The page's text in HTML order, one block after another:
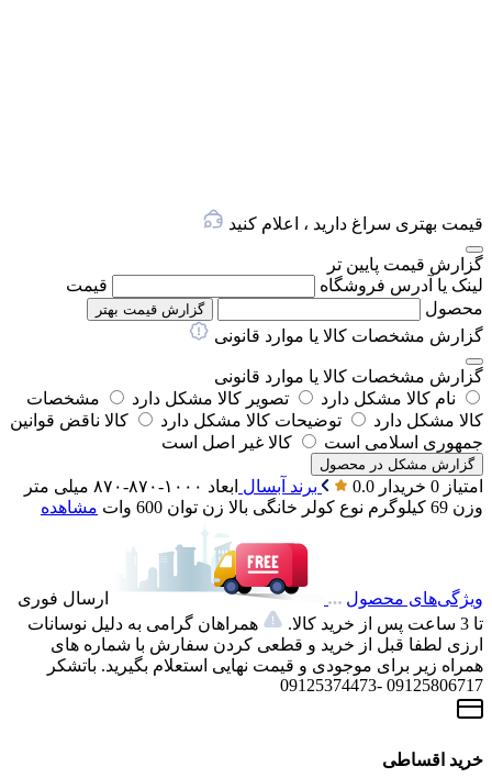
قیمت بهتری سراغ دارید ، اعلام کنید
گزارش قیمت پایین تر
لینک یا آدرس فروشگاه
قیمت
محصول
گزارش قیمت بهتر
گزارش مشخصات کالا یا موارد قانونی
گزارش مشخصات کالا یا موارد قانونی
نام کالا مشکل دارد
تصویر کالا مشکل دارد
مشخصات
کالا مشکل دارد
توضیحات کالا مشکل دارد
کالا ناقض قوانین
جمهوری اسلامی است
کالا غیر اصل است
گزارش مشکل در محصول
امتیاز 0 خریدار 0.0 برند آبسال ابعاد ۱۰۰۰-۸۷۰-۸۷۰ میلی متر
وزن 69 کیلوگرم نوع کولر خانگی بالا زن توان 600 وات مشاهده
ویژگی‌های محصول
ارسال فوری
تا 3 ساعت پس از خرید کالا.
همراهان گرامی به دلیل نوسانات
ارزی لطفا قبل از خرید و قطعی کردن سفارش با شماره های
همراه زیر برای موجودی و قیمت نهایی استعلام بگیرید. باتشکر
09125806717 -09125374473
خرید اقساطی